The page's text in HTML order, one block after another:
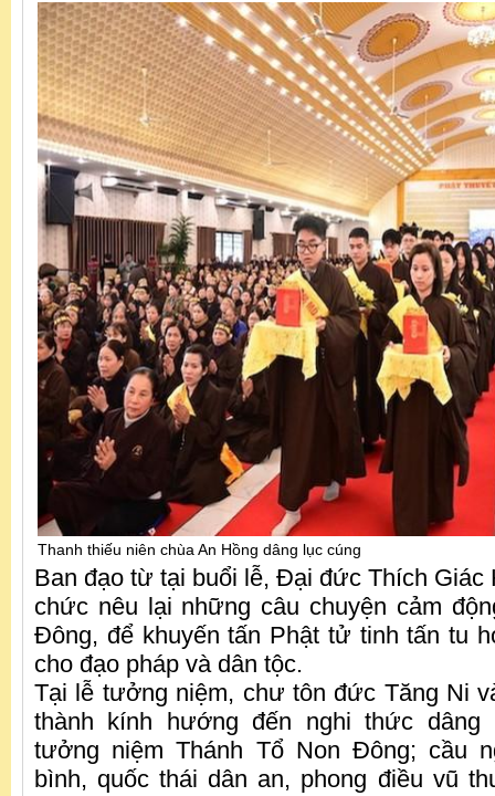
Thanh thiếu niên chùa An Hồng dâng lục cúng
Ban đạo từ tại buổi lễ, Đại đức Thích Giác
chức nêu lại những câu chuyện cảm
Đông, để khuyến tấn Phật tử tinh tấn tu
cho đạo pháp và dân tộc.
Tại lễ tưởng niệm, chư tôn đức Tăng Ni
thành kính hướng đến nghi thức dâng
tưởng niệm Thánh Tổ Non Đông; cầu
bình, quốc thái dân an, phong điều vũ